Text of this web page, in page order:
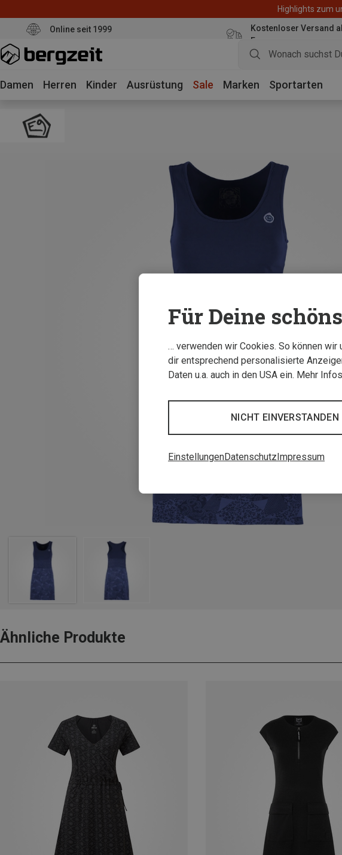
Highlights zum
Online seit 1999
Kostenloser Versand
Euro
Damen Herren Kinder Ausrüstung Sale Marken Sportarten
Ähnliche Produkte
Für Deine
… verwenden wir Cookies. So können
dir entsprechend personalisierte
Daten u.a. auch in den USA ein. Mehr
NICHT EINVERSTANDEN
EinstellungenDatenschutz Impressum